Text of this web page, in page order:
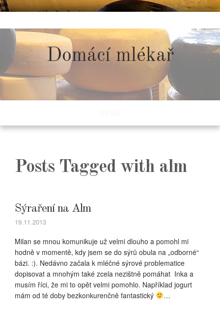
to
content
Domácí mlékař
Posts Tagged with alm
Sýraření na Alm
19.11.2013
Milan se mnou komunikuje už velmi dlouho a pomohl mi
hodně v momentě, kdy jsem se do sýrů obula na „odborné“
bázi. :). Nedávno začala k mléčné sýrové problematice
dopisovat a mnohým také zcela nezištně pomáhat Inka a
musím říci, že mi to opět velmi pomohlo. Například jogurt
mám od té doby bezkonkurenčně fantastický
…